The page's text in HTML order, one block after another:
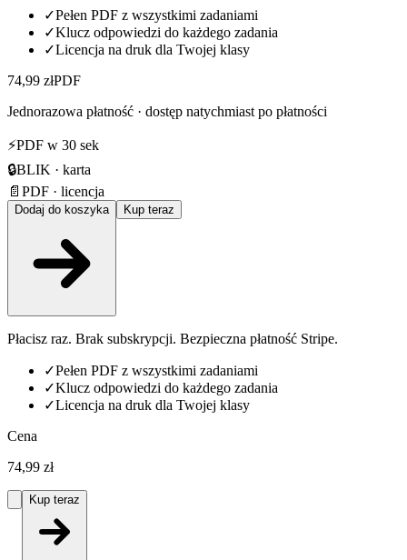
✓Pełen PDF z wszystkimi zadaniami
✓Klucz odpowiedzi do każdego zadania
✓Licencja na druk dla Twojej klasy
74,99 złPDF
Jednorazowa płatność · dostęp natychmiast po płatności
⚡PDF w 30 sek
🔒BLIK · karta
📄 PDF · licencja
Dodaj do koszyka Kup teraz
Płacisz raz. Brak subskrypcji. Bezpieczna płatność Stripe.
✓Pełen PDF z wszystkimi zadaniami
✓Klucz odpowiedzi do każdego zadania
✓Licencja na druk dla Twojej klasy
Cena
74,99 zł
Kup teraz